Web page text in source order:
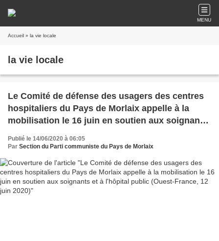
MENU
Accueil » la vie locale
la vie locale
Le Comité de défense des usagers des centres
hospitaliers du Pays de Morlaix appelle à la
mobilisation le 16 juin en soutien aux soignants
et à l'hôpital public (Ouest-France, 12 juin 2020)
Publié le 14/06/2020 à 06:05
Par Section du Parti communiste du Pays de Morlaix